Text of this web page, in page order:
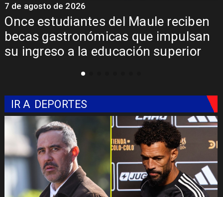
reciben
impulsan
superior
Álvarez-Salamanca
regional para consolidar
Pehuenche como
7 de agosto de 2026
IR A DEPORTES